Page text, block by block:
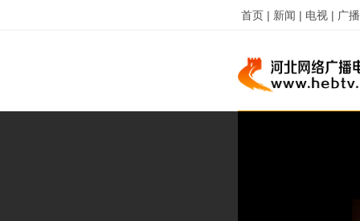
首页 | 新闻 | 电视 | 广